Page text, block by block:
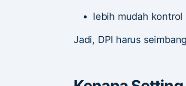
lebih mudah kontrol
Jadi, DPI harus